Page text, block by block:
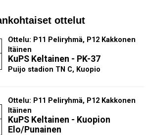
ottelut
Ottelu: P11 Peliryhmä, P12 Kakkonen
Itäinen
KuPS Keltainen - PK-37
Puijo stadion TN C, Kuopio
Ottelu: P11 Peliryhmä, P12 Kakkonen
Itäinen
KuPS Keltainen - Kuopion
Elo/Punainen